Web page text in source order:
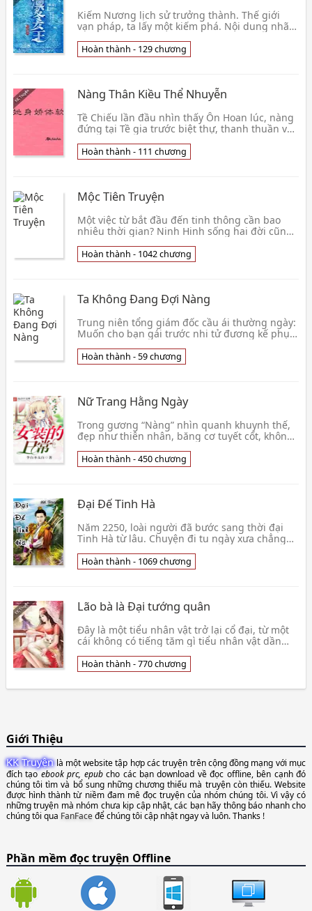
Kiếm Nương lịch sử trưởng thành. Thế giới
vạn pháp, ta lấy một kiếm phá. Nội dung nhãn
thăng c👦 Tam Phân Lưu Hỏa
Hoàn thành - 129 chương
Nàng Thân Kiều Thể Nhuyễn
Tề Chiếu lần đầu nhìn thấy Ôn Hoan lúc, nàng
đứng tại Tề gia trước biệt thự, thanh thuần vô
da t
Hoàn thành - 111 chương
Mộc Tiên Truyện
Một việc từ bắt đầu đến tinh thông cần bao
nhiêu thời gian? Ninh Hinh sống hai đời cũng
màng màn
Hoàn thành - 1042 chương
Ta Không Đang Đợi Nàng
Trung niên tổng giám đốc cầu ái thường ngày:
Muốn cho bạn gái trước nhi tử đương kế phụ!
thướt
Hoàn thành - 59 chương
Nữ Trang Hằng Ngày
Trong gương “Nàng” nhìn quanh khuynh thế,
đẹp như thiên nhân, băng cơ tuyết cốt, không
rốt cuộc
Hoàn thành - 450 chương
Đại Đế Tinh Hà
Năm 2250, loài người đã bước sang thời đại
Tinh Hà từ lâu. Chuyện đi tu ngày xưa chẳng
hưng thị👦 Mộng Nhập Thần Cơ
Hoàn thành - 1069 chương
Lão bà là Đại tướng quân
Đây là một tiểu nhân vật trở lại cổ đại, từ một
cái không có tiếng tăm gì tiểu nhân vật dần
lòng 👦 Yêu Nguyệt Bạch Hồ
Hoàn thành - 770 chương
Giới Thiệu
KK Truyệnlà một website tập hợp các truyện trên cộng đồng mạng với mục
đích tạoebook prc, epubcho các bạn download về đọc offline, bên cạnh đó
chúng tôi tìm và bổ sung những chương thiếu mà truyện còn thiếu. Website
được hình thành từ niềm đam mê đọc truyện của nhóm chúng tôi. Vì vậy có
những truyện mà nhóm chưa kịp cập nhật, các bạn hãy thông báo nhanh cho
chúng tôi qua FanFaceđể chúng tôi cập nhật ngay và luôn. Thanks !
Phần mềm đọc truyện Offline